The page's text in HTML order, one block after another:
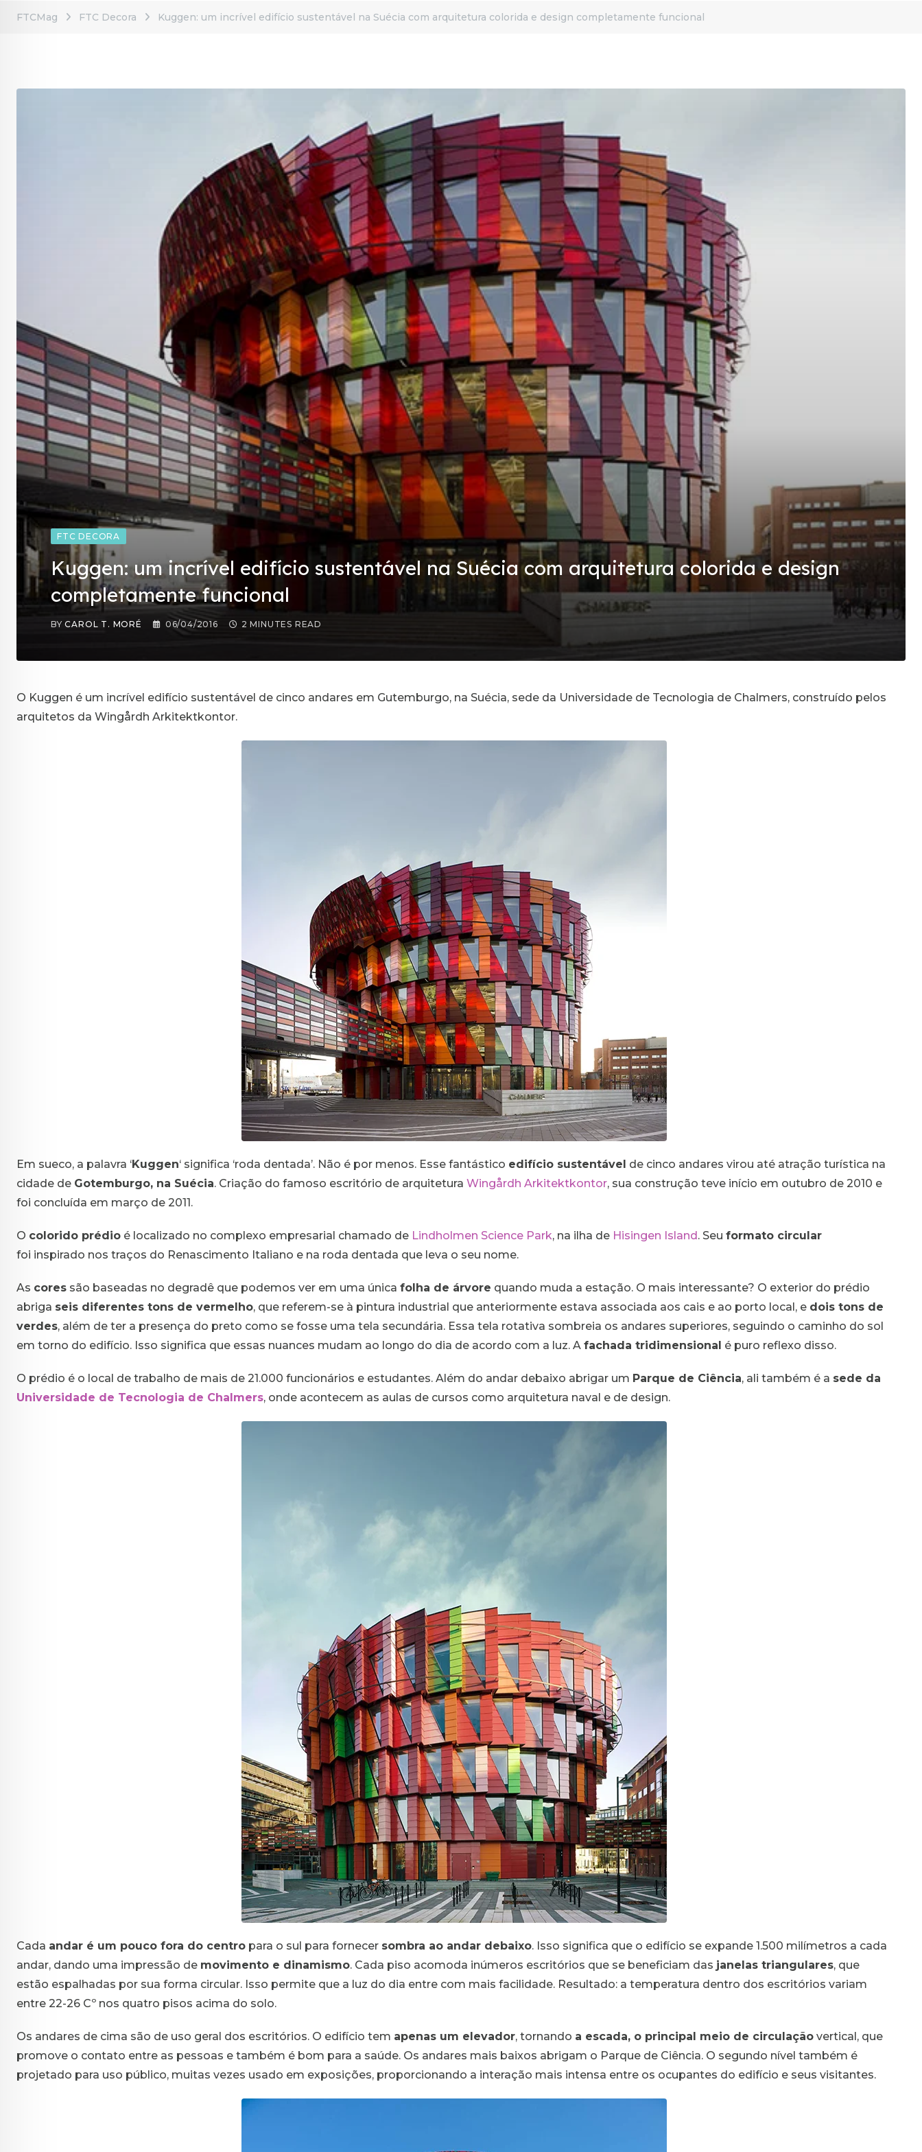
FTCMag FTC Decora Kuggen: um incrível edifício sustentável na Suécia com arquitetura colorida e design completamente funcional
FTC DECORA
Kuggen: um incrível edifício sustentável na Suécia com arquitetura colorida e design
completamente funcional
BYCAROL T. MORÉ 06/04/2016 2 MINUTES READ
O Kuggen é um incrível edifício sustentável de cinco andares em Gutemburgo, na Suécia, sede da Universidade de Tecnologia de Chalmers, construído pelos
arquitetos da Wingårdh Arkitektkontor.
Em sueco, a palavra ‘Kuggen‘ significa ‘roda dentada’. Não é por menos. Esse fantástico edifício sustentável de cinco andares virou até atração turística na
cidade de Gotemburgo, na Suécia. Criação do famoso escritório de arquitetura Wingårdh Arkitektkontor, sua construção teve início em outubro de 2010 e
foi concluída em março de 2011.
O colorido prédio é localizado no complexo empresarial chamado de Lindholmen Science Park, na ilha de Hisingen Island . Seu formato circular
foi inspirado nos traços do Renascimento Italiano e na roda dentada que leva o seu nome.
As cores são baseadas no degradê que podemos ver em uma única folha de árvore quando muda a estação. O mais interessante? O exterior do prédio
abriga seis diferentes tons de vermelho, que referem-se à pintura industrial que anteriormente estava associada aos cais e ao porto local, e dois tons de
verdes, além de ter a presença do preto como se fosse uma tela secundária. Essa tela rotativa sombreia os andares superiores, seguindo o caminho do sol
em torno do edifício. Isso significa que essas nuances mudam ao longo do dia de acordo com a luz. A fachada tridimensional é puro reflexo disso.
O prédio é o local de trabalho de mais de 21.000 funcionários e estudantes. Além do andar debaixo abrigar um Parque de Ciência, ali também é a sede da
Universidade de Tecnologia de Chalmers, onde acontecem as aulas de cursos como arquitetura naval e de design.
Cada andar é um pouco fora do centro para o sul para fornecer sombra ao andar debaixo. Isso significa que o edifício se expande 1.500 milímetros a cada
andar, dando uma impressão de movimento e dinamismo. Cada piso acomoda inúmeros escritórios que se beneficiam das janelas triangulares, que
estão espalhadas por sua forma circular. Isso permite que a luz do dia entre com mais facilidade. Resultado: a temperatura dentro dos escritórios variam
entre 22-26 Cº nos quatro pisos acima do solo.
Os andares de cima são de uso geral dos escritórios. O edifício tem apenas um elevador, tornando a escada, o principal meio de circulação vertical, que
promove o contato entre as pessoas e também é bom para a saúde. Os andares mais baixos abrigam o Parque de Ciência. O segundo nível também é
projetado para uso público, muitas vezes usado em exposições, proporcionando a interação mais intensa entre os ocupantes do edifício e seus visitantes.